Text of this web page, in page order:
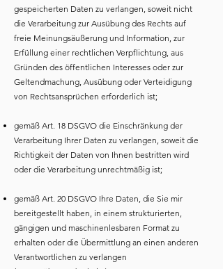
gespeicherten Daten zu verlangen, soweit nicht
die Verarbeitung zur Ausübung des Rechts auf
freie Meinungsäußerung und Information, zur
Erfüllung einer rechtlichen Verpflichtung, aus
Gründen des öffentlichen Interesses oder zur
Geltendmachung, Ausübung oder Verteidigung
von Rechtsansprüchen erforderlich ist;
gemäß Art. 18 DSGVO die Einschränkung der
Verarbeitung Ihrer Daten zu verlangen, soweit die
Richtigkeit der Daten von Ihnen bestritten wird
oder die Verarbeitung unrechtmäßig ist;
gemäß Art. 20 DSGVO Ihre Daten, die Sie mir
bereitgestellt haben, in einem strukturierten,
gängigen und maschinenlesbaren Format zu
erhalten oder die Übermittlung an einen anderen
Verantwortlichen zu verlangen